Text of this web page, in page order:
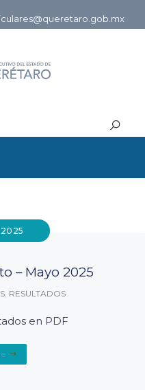
– Mayo 2025
, RESULTADOS
en PDF